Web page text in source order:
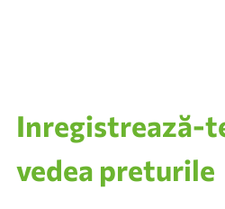
Inregistrează-
vedea preturile